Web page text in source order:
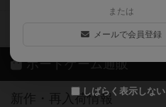
または
メールで会員登録
しばらく表示しない
ボドゲーマご利用案内
ボードゲーム通販
新作・再入荷情報